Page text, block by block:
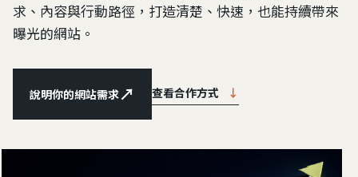
求、內容與行動路徑，打造清楚、快速，也能持續帶來
曝光的網站。
說明你的網站需求↗ 查看合作方式 ↓